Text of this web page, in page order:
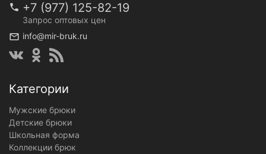
+7 (977) 125-82-19
Запрос оптовых цен
info@mir-bruk.ru
Категории
Мужские брюки
Детские брюки
Школьная форма
Коллекции брюк